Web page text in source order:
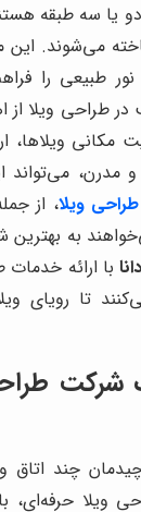
یا سه طبقه
می‌شوند. این
نور طبیعی را
در طراحی ویلا از
ویلاها،
مدرن، می‌تواند
ویلا، از
به
با ارائه خدمات
تا رویای
شرکت
چند اتاق
حرفه‌ای،